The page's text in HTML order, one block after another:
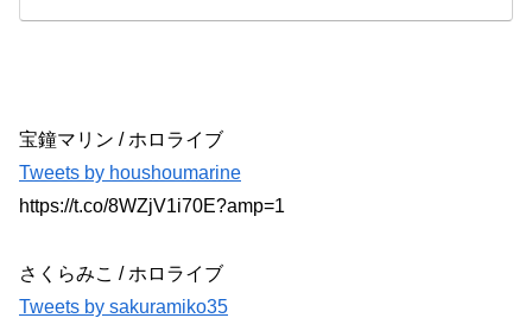
宝鐘マリン / ホロライブ
Tweets by houshoumarine
https://t.co/8WZjV1i70E?amp=1
さくらみこ / ホロライブ
Tweets by sakuramiko35